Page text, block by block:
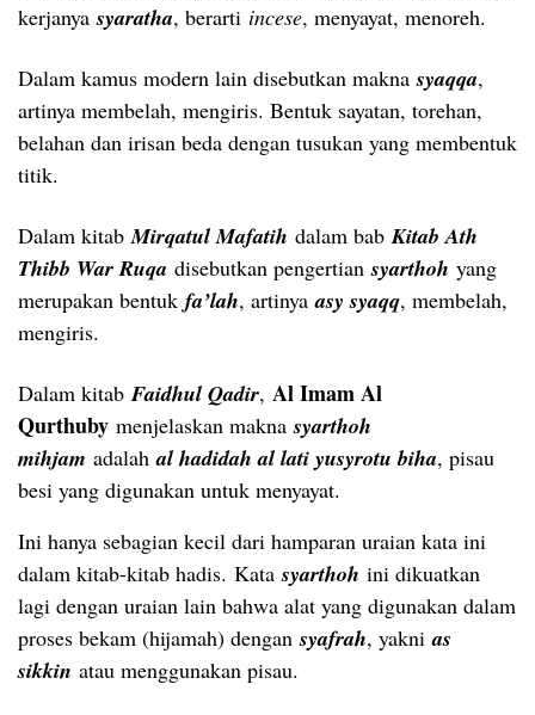
kerjanyasyaratha, berarti incese, menyayat, menoreh.
Dalam kamus modern lain disebutkan makna syaqqa,
artinya membelah, mengiris. Bentuk sayatan, torehan,
belahan dan irisan beda dengan tusukan yang membentuk
titik.
Dalam kitabMirqatul Mafatih dalam babKitab Ath
Thibb War Ruqa disebutkan pengertiansyarthoh yang
merupakan bentuk fa’lah, artinyaasy syaqq, membelah,
mengiris.
Dalam kitabFaidhul Qadir, Al Imam Al
Qurthuby menjelaskan maknasyarthoh
mihjam adalahal hadidah al lati yusyrotu biha, pisau
besi yang digunakan untuk menyayat.
Ini hanya sebagian kecil dari hamparan uraian kata ini
dalam kitab-kitab hadis. Katasyarthoh ini dikuatkan
lagi dengan uraian lain bahwa alat yang digunakan dalam
proses bekam (hijamah) dengansyafrah, yaknias
sikkin atau menggunakan pisau.